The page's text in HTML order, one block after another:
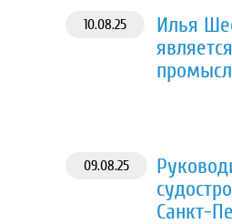
10.08.25
Илья
09.08.25
Санкт-